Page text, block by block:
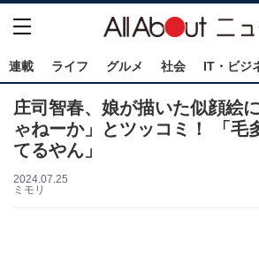
連載 ライフ グルメ 社会 IT・ビジ
庄司智春、娘が描いた似顔絵
ゃねーか」とツッコミ！ 「毛
てるやん」
2024.07.25
ミモリ